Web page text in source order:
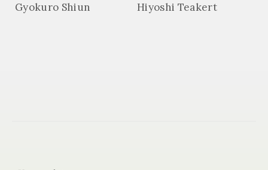
Gyokuro Shiun Hiyoshi Teakert